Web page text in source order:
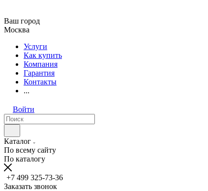
Ваш город
Москва
Услуги
Как купить
Компания
Гарантия
Контакты
...
Войти
Каталог
По всему сайту
По каталогу
+7 499 325-73-36
Заказать звонок